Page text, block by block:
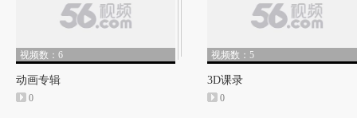
视频数：6
动画专辑
0
视频数：5
3D课录
0